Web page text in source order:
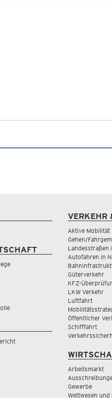
VERKEHR
Aktive
Gehen/
Landesstraßen
Autofahren in
Güterverkehr
KFZ-
LKW Verkehr
Luftfahrt
Öffentlicher
Schifffahrt
Arbeitsmarkt
Gewerbe
Wettwesen